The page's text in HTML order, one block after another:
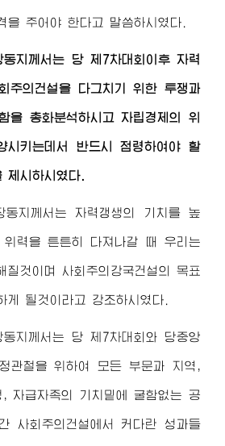
을 주어야 한다고 말씀하시였다.
지 께서는 당 제7차대회이후 자력
주의건설을 다그치기 위한 투쟁과
을 총화분석하시고 자립경제의 위
시키는데서 반드시 점령하여야 할
제시하시였다.
동지 께서는 자력갱생의 기치를 높
력을 튼튼히 다져나갈 때 우리는
질것이며 사회주의강국건설의 목표
게 될것이라고 강조하시였다.
지 께서는 당 제7차대회와 당중앙
관철을 위하여 모든 부문과 지역,
, 자급자족의 기치밑에 굴함없는 공
사회주의건설에서 커다란 성과들